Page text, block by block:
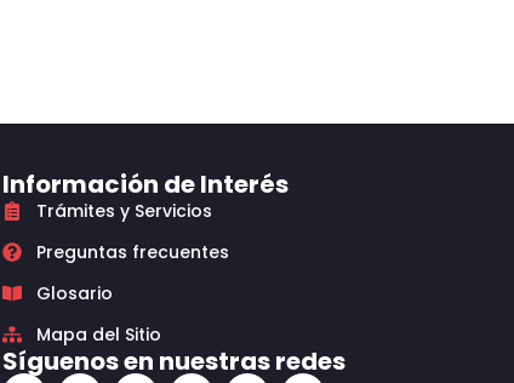
Información de Interés
Trámites y Servicios
Preguntas frecuentes
Glosario
Mapa del Sitio
Síguenos en nuestras redes